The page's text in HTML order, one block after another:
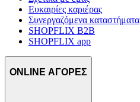
Ευκαιρίες καριέρας
Συνεργαζόμενα καταστήματα
SHOPFLIX B2B
SHOPFLIX app
ONLINE ΑΓΟΡΕΣ